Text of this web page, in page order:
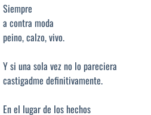
Siempre
a contra moda
peino, calzo, vivo.
Y si una sola vez no lo pareciera
castigadme definitivamente.
En el lugar de los hechos